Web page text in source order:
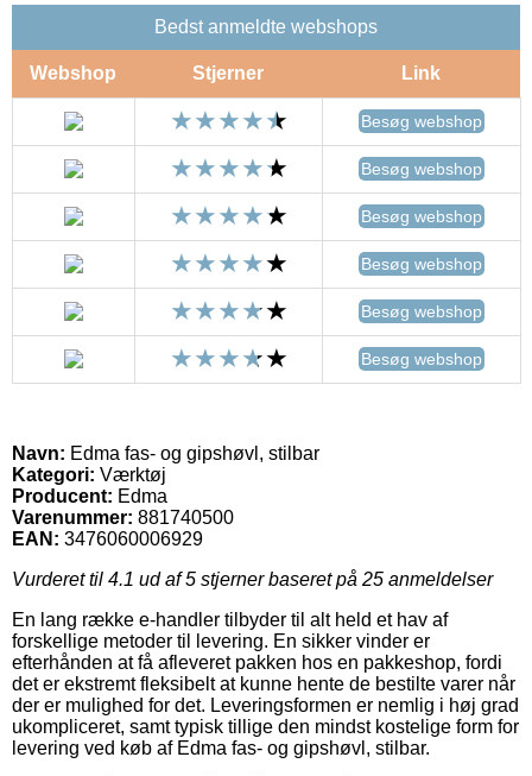
Bedst anmeldte webshops
Webshop Stjerner Link
Besøg webshop
Besøg webshop
Besøg webshop
Besøg webshop
Besøg webshop
Besøg webshop
Navn: Edma fas- og gipshøvl, stilbar
Kategori: Værktøj
Producent: Edma
Varenummer: 881740500
EAN: 3476060006929
Vurderet til 4.1 ud af 5 stjerner baseret på 25 anmeldelser
En lang række e-handler tilbyder til alt held et hav af
forskellige metoder til levering. En sikker vinder er
efterhånden at få afleveret pakken hos en pakkeshop, fordi
det er ekstremt fleksibelt at kunne hente de bestilte varer når
der er mulighed for det. Leveringsformen er nemlig i høj grad
ukompliceret, samt typisk tillige den mindst kostelige form for
levering ved køb af Edma fas- og gipshøvl, stilbar.